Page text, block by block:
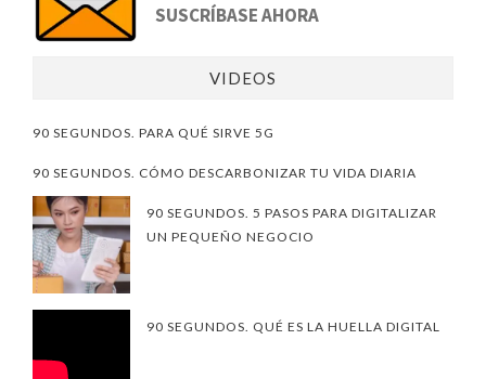
SUSCRÍBASE AHORA
VIDEOS
90 SEGUNDOS. PARA QUÉ SIRVE 5G
90 SEGUNDOS. CÓMO DESCARBONIZAR TU VIDA DIARIA
90 SEGUNDOS. 5 PASOS PARA DIGITALIZAR
UN PEQUEÑO NEGOCIO
90 SEGUNDOS. QUÉ ES LA HUELLA DIGITAL